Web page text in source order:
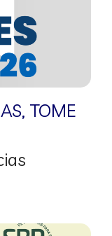
, TOME